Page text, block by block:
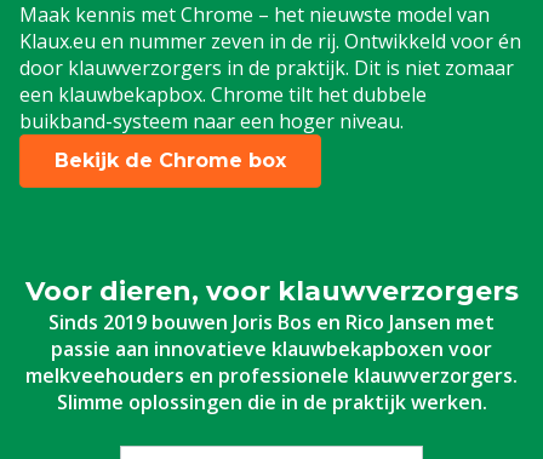
Maak kennis met Chrome – het nieuwste model van
Klaux.eu en nummer zeven in de rij. Ontwikkeld voor én
door klauwverzorgers in de praktijk. Dit is niet zomaar
een klauwbekapbox. Chrome tilt het dubbele
buikband-systeem naar een hoger niveau.
Bekijk de Chrome box
Voor dieren, voor klauwverzorgers
Sinds 2019 bouwen Joris Bos en Rico Jansen met
passie aan innovatieve klauwbekapboxen voor
melkveehouders en professionele klauwverzorgers.
Slimme oplossingen die in de praktijk werken.